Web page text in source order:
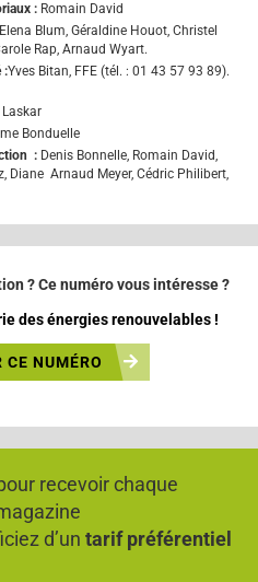
: Romain David
Blum, Géraldine Houot, Christel
Rap, Arnaud Wyart.
:Yves Bitan, FFE (tél. : 01 43 57 93 89).
Laskar
Bonduelle
: Denis Bonnelle, Romain David,
Diane Arnaud Meyer, Cédric Philibert,
?Ce numéro vous intéresse ?
des énergies renouvelables!
CE NUMÉRO
recevoir chaque
d’un tarif préférentiel